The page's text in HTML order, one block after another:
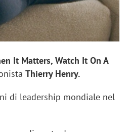
It Matters, Watch It On A
Thierry Henry.
di leadership mondiale nel